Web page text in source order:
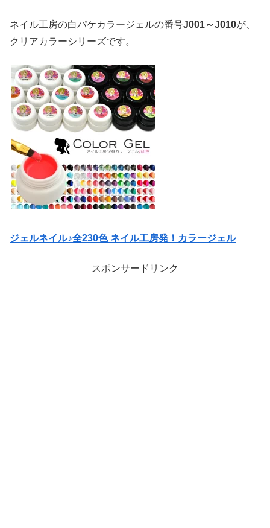
ネイル工房の白パケカラージェルの番号J001～J010が、
クリアカラーシリーズです。
ジェルネイル♪全230色 ネイル工房発！カラージェル
スポンサードリンク